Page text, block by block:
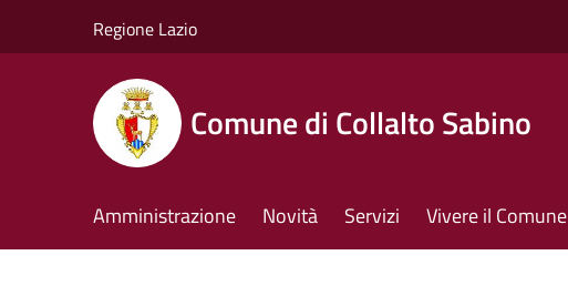
Regione Lazio
Comune di Collalto Sabino
Amministrazione Novità Servizi Vivere il Comune